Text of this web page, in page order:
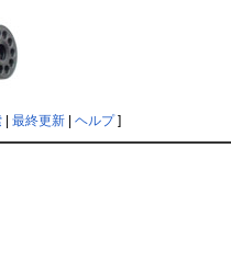
| 最終更新| ヘルプ]